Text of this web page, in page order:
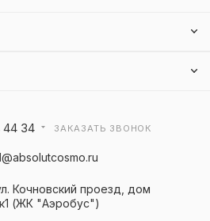
44 34 ЗАКАЗАТЬ ЗВОНОК
Кочновский проезд, дом
(ЖК "Аэробус")